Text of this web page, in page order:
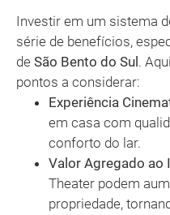
Investir em um sistema
série de benefícios,
de São Bento do Sul .
pontos a considerar:
Experiência
em casa com
conforto do lar.
Valor Agregado ao
Theater podem
propriedade,